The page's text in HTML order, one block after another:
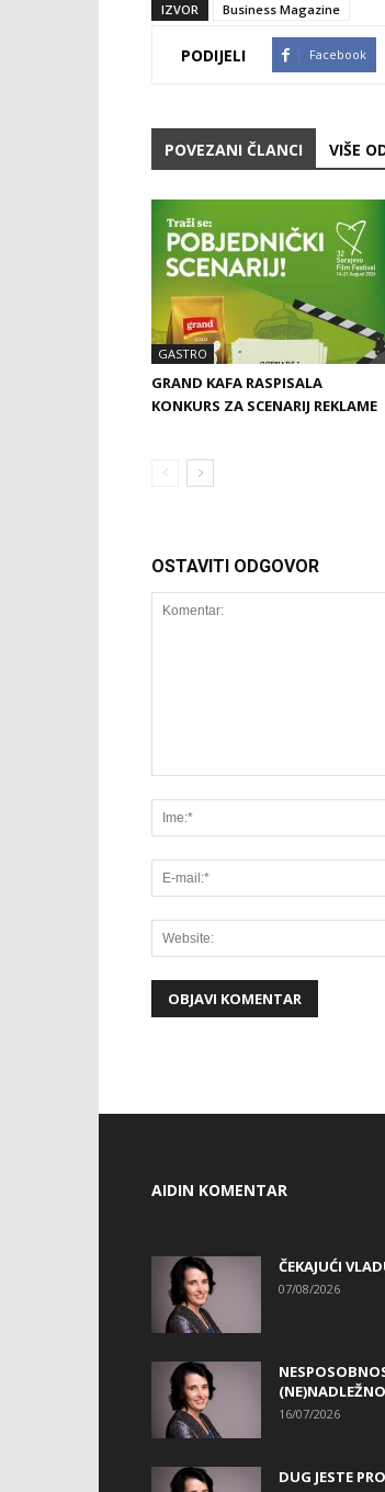
IZVOR Business Magazine
PODIJELI Facebook
POVEZANI ČLANCI VIŠE
GASTRO
GRAND KAFA RASPISALA
KONKURS ZA SCENARIJ REKLAME
OSTAVITI ODGOVOR
AIDIN KOMENTAR
ČEKAJUĆI
07/08/2026
16/07/2026
DUG JESTE